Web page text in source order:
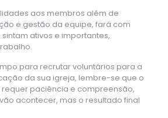
aos membros além de
e gestão da equipe, fará com
ativos e importantes,
para recrutar voluntários para a
da sua igreja, lembre-se que o
paciência e compreensão,
acontecer, mas o resultado final